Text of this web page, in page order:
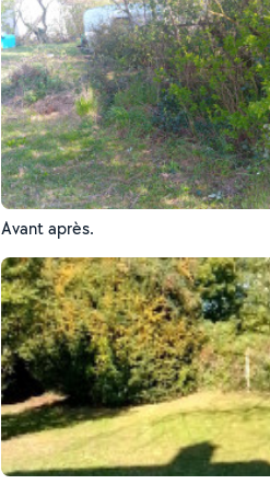
Avant après.